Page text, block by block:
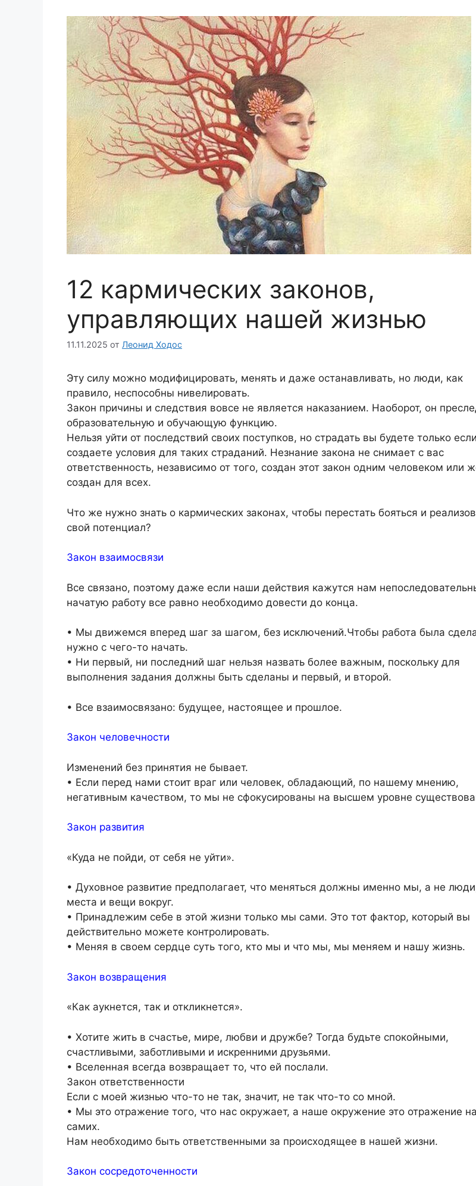
12 кармических законов,
управляющих нашей жизнью
11.11.2025 от Леонид Ходос
Эту силу можно модифицировать, менять и даже останавливать, но люди, как
правило, неспособны нивелировать.
Закон причины и следствия вовсе не является наказанием. Наоборот, он
образовательную и обучающую функцию.
Нельзя уйти от последствий своих поступков, но страдать вы будете только
создаете условия для таких страданий. Незнание закона не снимает с вас
ответственность, независимо от того, создан этот закон одним человеком или
создан для всех.
Что же нужно знать о кармических законах, чтобы перестать бояться и
свой потенциал?
Закон взаимосвязи
Все связано, поэтому даже если наши действия кажутся нам
начатую работу все равно необходимо довести до конца.
• Мы движемся вперед шаг за шагом, без исключений.Чтобы работа была
нужно с чего-то начать.
• Ни первый, ни последний шаг нельзя назвать более важным, поскольку для
выполнения задания должны быть сделаны и первый, и второй.
• Все взаимосвязано: будущее, настоящее и прошлое.
Закон человечности
Изменений без принятия не бывает.
• Если перед нами стоит враг или человек, обладающий, по нашему мнению,
негативным качеством, то мы не сфокусированы на высшем уровне
Закон развития
«Куда не пойди, от себя не уйти».
• Духовное развитие предполагает, что меняться должны именно мы, а не
места и вещи вокруг.
• Принадлежим себе в этой жизни только мы сами. Это тот фактор, который вы
действительно можете контролировать.
• Меняя в своем сердце суть того, кто мы и что мы, мы меняем и нашу жизнь.
Закон возвращения
«Как аукнется, так и откликнется».
• Хотите жить в счастье, мире, любви и дружбе? Тогда будьте спокойными,
счастливыми, заботливыми и искренними друзьями.
• Вселенная всегда возвращает то, что ей послали.
Закон ответственности
Если с моей жизнью что-то не так, значит, не так что-то со мной.
• Мы это отражение того, что нас окружает, а наше окружение это отражение
самих.
Нам необходимо быть ответственными за происходящее в нашей жизни.
Закон сосредоточенности